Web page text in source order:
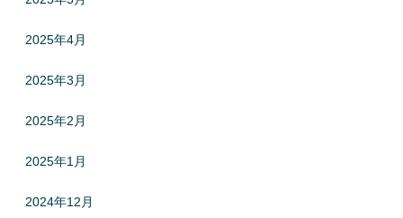
2025年4月
2025年3月
2025年2月
2025年1月
2024年12月